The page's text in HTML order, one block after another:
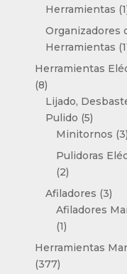
Herramientas 1
Organizadores
Herramientas
Herramientas
88
productos
Lijado,
Pulido 55
Minitornos 33
Pulidoras
22
productos
Afiladores 33
Afiladores
11
producto
Herramientas
377377